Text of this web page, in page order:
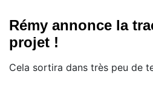
Rémy annonce la
projet !
Cela sortira dans très peu de